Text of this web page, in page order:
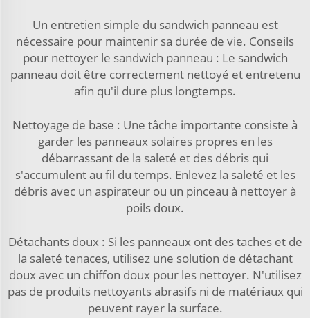
Un entretien simple du sandwich panneau est
nécessaire pour maintenir sa durée de vie. Conseils
pour nettoyer le sandwich panneau : Le sandwich
panneau doit être correctement nettoyé et entretenu
afin qu'il dure plus longtemps.
Nettoyage de base : Une tâche importante consiste à
garder les panneaux solaires propres en les
débarrassant de la saleté et des débris qui
s'accumulent au fil du temps. Enlevez la saleté et les
débris avec un aspirateur ou un pinceau à nettoyer à
poils doux.
Détachants doux : Si les panneaux ont des taches et de
la saleté tenaces, utilisez une solution de détachant
doux avec un chiffon doux pour les nettoyer. N'utilisez
pas de produits nettoyants abrasifs ni de matériaux qui
peuvent rayer la surface.